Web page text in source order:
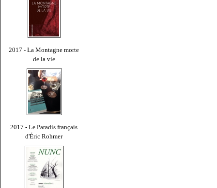
2017 - La Montagne morte
de la vie
2017 - Le Paradis français
d'Éric Rohmer